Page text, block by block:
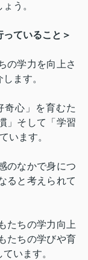
う。
ていること＞
の学力を向上さ
ます。
奇心」を育むた
」そして「学習
います。
のなかで身につ
ると考えられて
たちの学力向上
たちの学びや育
います。